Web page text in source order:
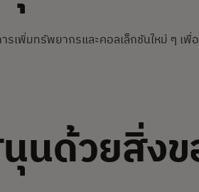
พิ่มทรัพยากรและคอลเล็กชันใหม่ ๆ เพื่
นด้วยสิ่ง